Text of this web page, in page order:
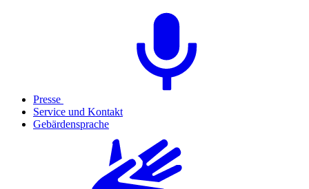
Presse
Service und Kontakt
Gebärdensprache